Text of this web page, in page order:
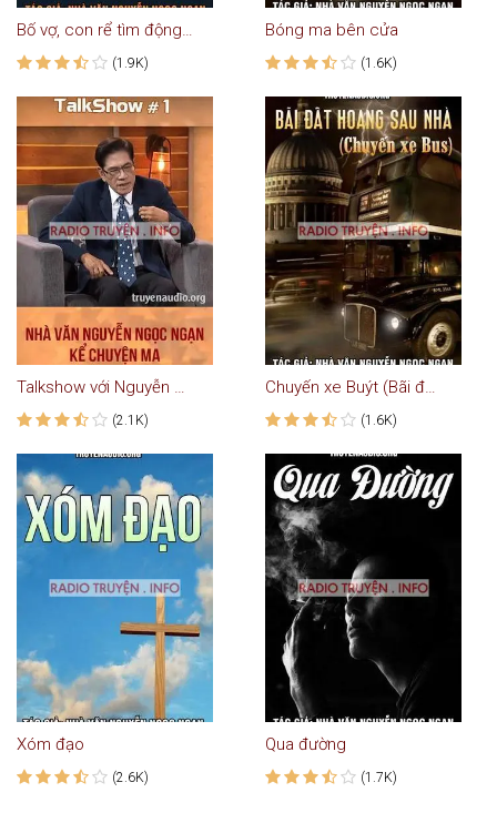
Bố vợ, con rể tìm động hoa vàng
(1.9K)
Bóng ma bên cửa
(1.6K)
Talkshow với Nguyễn Ngọc Ngạn #1: Kể Truyện Ma
(2.1K)
Chuyến xe Buýt (Bãi đất hoang sau nhà)
(1.6K)
Xóm đạo
(2.6K)
Qua đường
(1.7K)